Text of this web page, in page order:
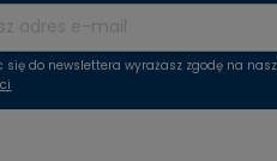
się do newslettera wyrażasz zgodę na